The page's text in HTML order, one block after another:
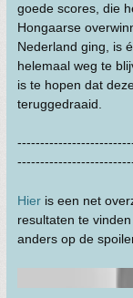
goede scores, die
Hongaarse
Nederland ging, is
helemaal weg te
is te hopen dat
teruggedraaid.
Hier is een net
resultaten te
anders op de